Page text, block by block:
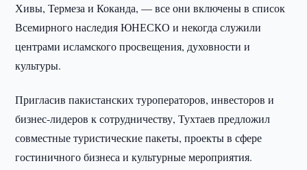
Хивы, Термеза и Коканда, — все они включены в список
Всемирного наследия ЮНЕСКО и некогда служили
центрами исламского просвещения, духовности и
культуры.
Пригласив пакистанских туроператоров, инвесторов и
бизнес-лидеров к сотрудничеству, Тухтаев предложил
совместные туристические пакеты, проекты в сфере
гостиничного бизнеса и культурные мероприятия.